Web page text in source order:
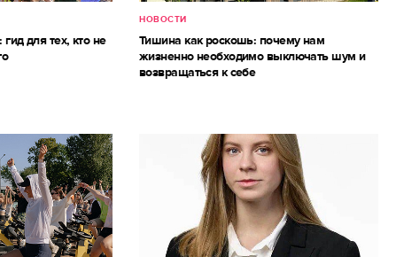
для тех, кто не
НОВОСТИ
Тишина как роскошь: почему нам
жизненно необходимо выключать шум и
возвращаться к себе